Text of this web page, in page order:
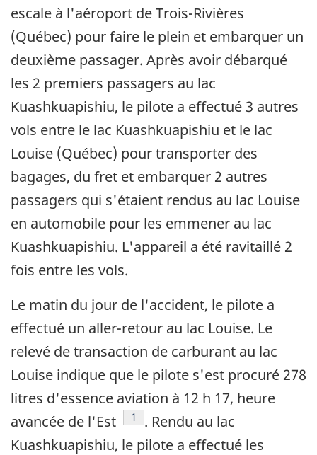
escale à l'aéroport de Trois-Rivières
(Québec) pour faire le plein et embarquer un
deuxième passager. Après avoir débarqué
les 2 premiers passagers au lac
Kuashkuapishiu, le pilote a effectué 3 autres
vols entre le lac Kuashkuapishiu et le lac
Louise (Québec) pour transporter des
bagages, du fret et embarquer 2 autres
passagers qui s'étaient rendus au lac Louise
en automobile pour les emmener au lac
Kuashkuapishiu. L'appareil a été ravitaillé 2
fois entre les vols.
Le matin du jour de l'accident, le pilote a
effectué un aller-retour au lac Louise. Le
relevé de transaction de carburant au lac
Louise indique que le pilote s'est procuré 278
litres d'essence aviation à 12 h 17, heure
avancée de l'Est
Note de bas de page
1
. Rendu au lac
Kuashkuapishiu, le pilote a effectué les